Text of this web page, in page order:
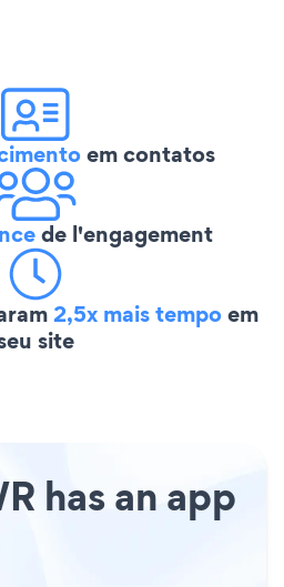
em contatos
de l'engagement
2,5x mais tempoem
site
has an app